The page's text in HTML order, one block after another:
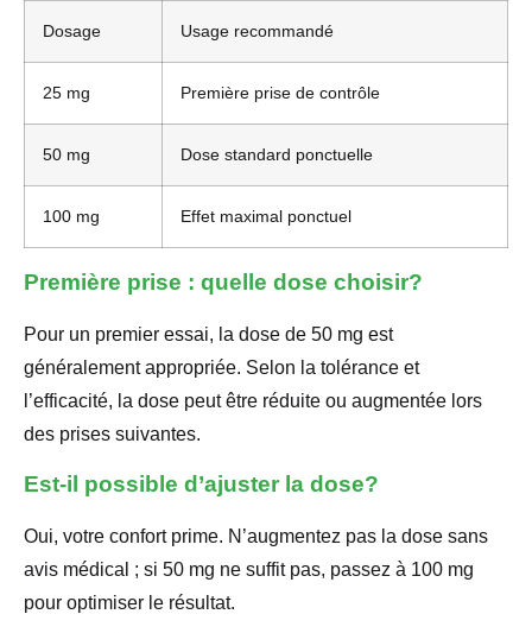
Dosage Usage recommandé
25 mg Première prise de contrôle
50 mg Dose standard ponctuelle
100 mg Effet maximal ponctuel
Première prise : quelle dose choisir?
Pour un premier essai, la dose de 50 mg est
généralement appropriée. Selon la tolérance et
l’efficacité, la dose peut être réduite ou augmentée lors
des prises suivantes.
Est-il possible d’ajuster la dose?
Oui, votre confort prime. N’augmentez pas la dose sans
avis médical ; si 50 mg ne suffit pas, passez à 100 mg
pour optimiser le résultat.